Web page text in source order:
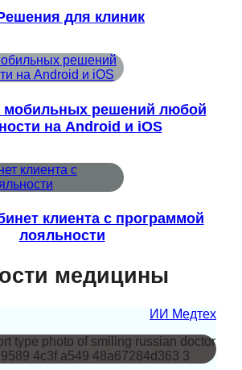
для клиник
мобильных решений любой
на Android и iOS
клиента с программой
лояльности
медицины
ИИ Медтех